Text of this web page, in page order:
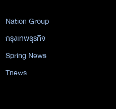
Nation Group
กรุงเทพธุรกิจ
Spring News
Tnews